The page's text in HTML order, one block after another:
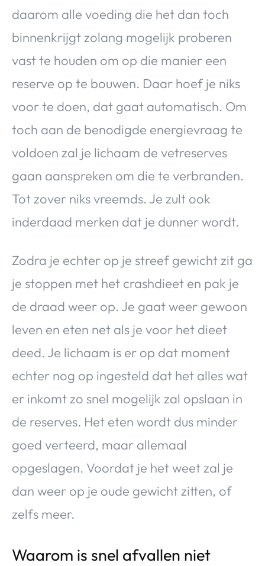
daarom alle voeding die het dan toch
binnenkrijgt zolang mogelijk proberen
vast te houden om op die manier een
reserve op te bouwen. Daar hoef je niks
voor te doen, dat gaat automatisch. Om
toch aan de benodigde energievraag te
voldoen zal je lichaam de vetreserves
gaan aanspreken om die te verbranden.
Tot zover niks vreemds. Je zult ook
inderdaad merken dat je dunner wordt.
Zodra je echter op je streef gewicht zit ga
je stoppen met het crashdieet en pak je
de draad weer op. Je gaat weer gewoon
leven en eten net als je voor het dieet
deed. Je lichaam is er op dat moment
echter nog op ingesteld dat het alles wat
er inkomt zo snel mogelijk zal opslaan in
de reserves. Het eten wordt dus minder
goed verteerd, maar allemaal
opgeslagen. Voordat je het weet zal je
dan weer op je oude gewicht zitten, of
zelfs meer.
Waarom is snel afvallen niet